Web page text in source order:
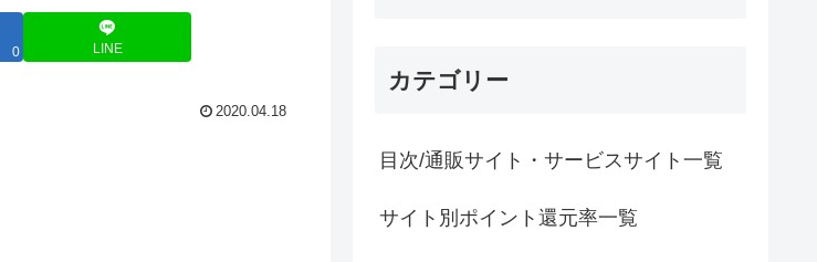
0 LINE
2020.04.18
カテゴリー
目次/通販サイト・サービスサイト一覧
サイト別ポイント還元率一覧